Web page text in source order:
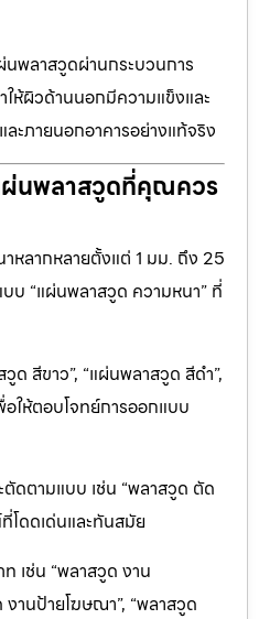
พลาสวูดผ่านกระบวนการ
ห้ผิวด้านนอกมีความแข็งและ
ละภายนอกอาคารอย่างแท้จริง
นพลาสวูดที่คุณควร
หลากหลายตั้งแต่ 1 มม. ถึง 25
บ “แผ่นพลาสวูด ความหนา” ที่
ด สีขาว”, “แผ่นพลาสวูด สีดำ”,
อให้ตอบโจทย์การออกแบบ
ตัดตามแบบ เช่น “พลาสวูด ตัด
โดดเด่นและทันสมัย
ท เช่น “พลาสวูด งาน
งานป้ายโฆษณา”, “พลาสวูด